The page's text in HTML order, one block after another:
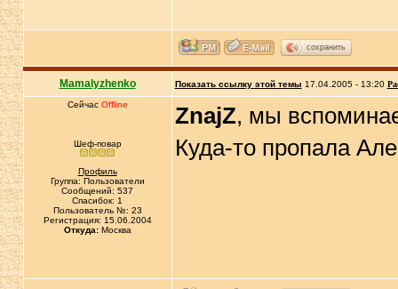
сохранить
Mamalyzhenko Показать ссылку этой темы 17.04.2005 - 13:20
Сейчас Offline
Шеф-повар
Профиль
Группа: Пользователи
Сообщений: 537
Спасибок: 1
Пользователь №: 23
Регистрация: 15.06.2004
Откуда:Москва
ZnajZ, мы
Куда-то пропала